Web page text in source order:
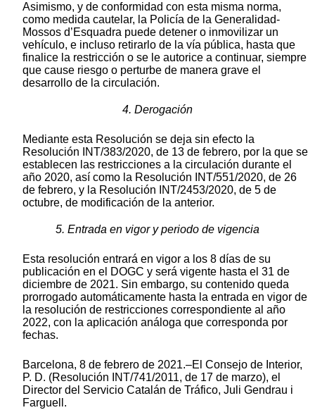
Asimismo, y de conformidad con esta misma norma,
como medida cautelar, la Policía de la Generalidad-
Mossos d’Esquadra puede detener o inmovilizar un
vehículo, e incluso retirarlo de la vía pública, hasta que
finalice la restricción o se le autorice a continuar, siempre
que cause riesgo o perturbe de manera grave el
desarrollo de la circulación.
4. Derogación
Mediante esta Resolución se deja sin efecto la
Resolución INT/383/2020, de 13 de febrero, por la que se
establecen las restricciones a la circulación durante el
año 2020, así como la Resolución INT/551/2020, de 26
de febrero, y la Resolución INT/2453/2020, de 5 de
octubre, de modificación de la anterior.
5. Entrada en vigor y periodo de vigencia
Esta resolución entrará en vigor a los 8 días de su
publicación en el DOGC y será vigente hasta el 31 de
diciembre de 2021. Sin embargo, su contenido queda
prorrogado automáticamente hasta la entrada en vigor de
la resolución de restricciones correspondiente al año
2022, con la aplicación análoga que corresponda por
fechas.
Barcelona, 8 de febrero de 2021.–El Consejo de Interior,
P. D. (Resolución INT/741/2011, de 17 de marzo), el
Director del Servicio Catalán de Tráfico, Juli Gendrau i
Farguell.